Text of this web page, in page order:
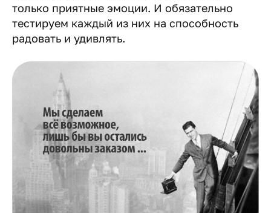
только приятные эмоции. И обязательно
тестируем каждый из них на способность
радовать и удивлять.